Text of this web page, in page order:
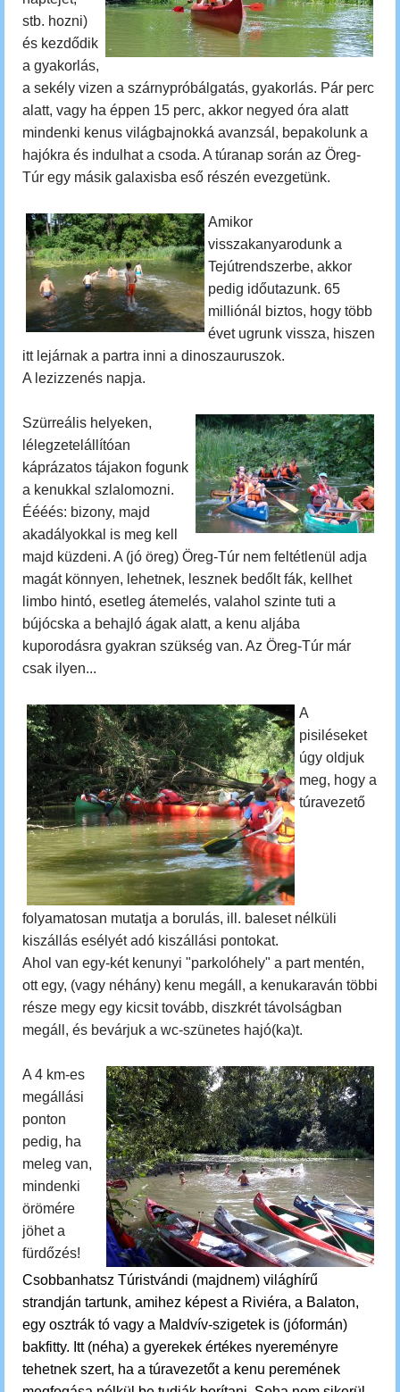
stb. hozni)
és kezdődik
a gyakorlás,
a sekély vizen a szárnypróbálgatás, gyakorlás. Pár perc
alatt, vagy ha éppen 15 perc, akkor negyed óra alatt
mindenki kenus világbajnokká avanzsál, bepakolunk a
hajókra és indulhat a csoda. A túranap során az Öreg-
Túr egy másik galaxisba eső részén evezgetünk.
Amikor
visszakanyarodunk a
Tejútrendszerbe, akkor
pedig időutazunk. 65
milliónál biztos, hogy több
évet ugrunk vissza, hiszen
itt lejárnak a partra inni a dinoszauruszok.
A lezizzenés napja.
Szürreális helyeken,
lélegzetelállítóan
káprázatos tájakon fogunk
a kenukkal szlalomozni.
Éééés: bizony, majd
akadályokkal is meg kell
majd küzdeni. A (jó öreg) Öreg-Túr nem feltétlenül adja
magát könnyen, lehetnek, lesznek bedőlt fák, kellhet
limbo hintó, esetleg átemelés, valahol szinte tuti a
bújócska a behajló ágak alatt, a kenu aljába
kuporodásra gyakran szükség van. Az Öreg-Túr már
csak ilyen...
A
pisiléseket
úgy oldjuk
meg, hogy a
túravezető
folyamatosan mutatja a borulás, ill. baleset nélküli
kiszállás esélyét adó kiszállási pontokat.
Ahol van egy-két kenunyi "parkolóhely" a part mentén,
ott egy, (vagy néhány) kenu megáll, a kenukaraván többi
része megy egy kicsit tovább, diszkrét távolságban
megáll, és bevárjuk a wc-szünetes hajó(ka)t.
A 4 km-es
megállási
ponton
pedig, ha
meleg van,
mindenki
örömére
jöhet a
fürdőzés!
Csobbanhatsz Túristvándi (majdnem) világhírű
strandján tartunk, amihez képest a Riviéra, a Balaton,
egy osztrák tó vagy a Maldvív-szigetek is (jóformán)
bakfitty. Itt (néha) a gyerekek értékes nyereményre
tehetnek szert, ha a túravezetőt a kenu peremének